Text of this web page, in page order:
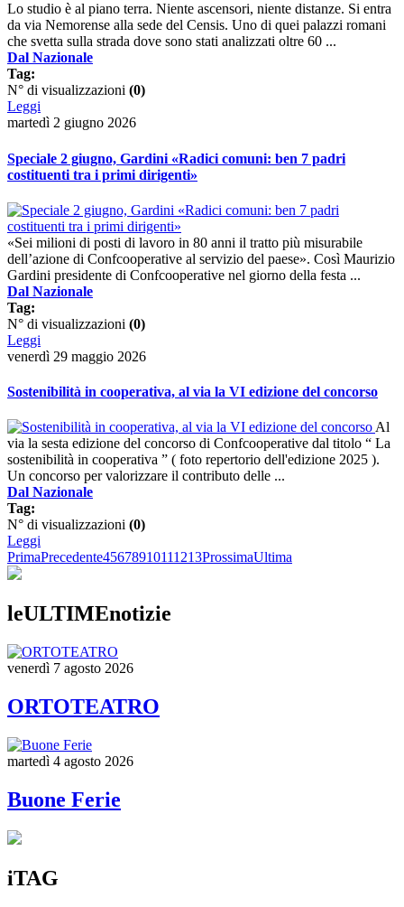
Lo studio è al piano terra. Niente ascensori, niente distanze. Si entra
da via Nemorense alla sede del Censis. Uno di quei palazzi romani
che svetta sulla strada dove sono stati analizzati oltre 60 ...
Dal Nazionale
Tag:
N° di visualizzazioni (0)
Leggi
martedì 2 giugno 2026
Speciale 2 giugno, Gardini «Radici comuni: ben 7 padri
costituenti tra i primi dirigenti»
«Sei milioni di posti di lavoro in 80 anni il tratto più misurabile
dell’azione di Confcooperative al servizio del paese». Così Maurizio
Gardini presidente di Confcooperative nel giorno della festa ...
Dal Nazionale
Tag:
N° di visualizzazioni (0)
Leggi
venerdì 29 maggio 2026
Sostenibilità in cooperativa, al via la VI edizione del concorso
Al
via la sesta edizione del concorso di Confcooperative dal titolo “ La
sostenibilità in cooperativa ” ( foto repertorio dell'edizione 2025 ).
Un concorso per valorizzare il contributo delle ...
Dal Nazionale
Tag:
N° di visualizzazioni (0)
Leggi
PrimaPrecedente45678910111213ProssimaUltima
leULTIMEnotizie
venerdì 7 agosto 2026
ORTOTEATRO
martedì 4 agosto 2026
Buone Ferie
iTAG